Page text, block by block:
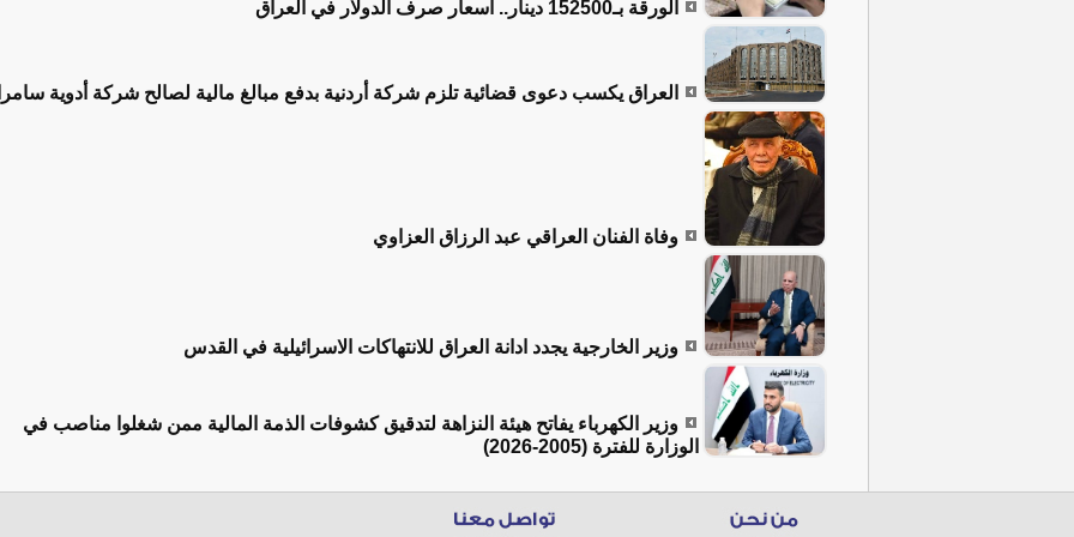
الورقة بـ152500 دينار.. أسعار صرف الدولار في العراق
العراق يكسب دعوى قضائية تلزم شركة أردنية بدفع مبالغ مالية لصالح شركة أدوية
وفاة الفنان العراقي عبد الرزاق العزاوي
وزير الخارجية يجدد ادانة العراق للانتهاكات الاسرائيلية في القدس
وزير الكهرباء يفاتح هيئة النزاهة لتدقيق كشوفات الذمة المالية ممن شغلوا مناصب في
الوزارة للفترة (2005-2026)